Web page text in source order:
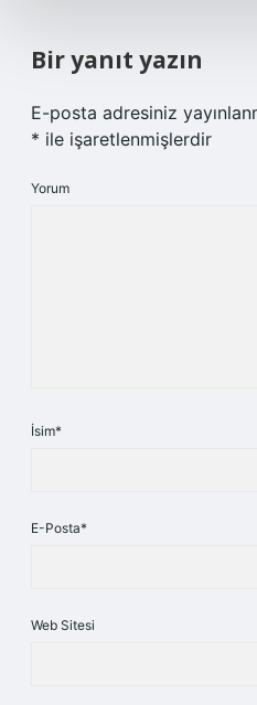
Bir yanıt yazın
E-posta adresiniz
* ile işaretlenmişlerdir
Yorum
İsim*
E-Posta*
Web Sitesi